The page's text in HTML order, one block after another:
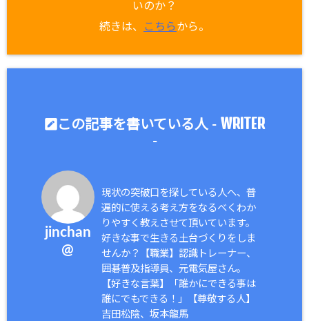
いのか？
続きは、
こちらから。
この記事を書いている人 - WRITER
-
jinchan
@
現状の突破口を探している人へ、普
遍的に使える考え方をなるべくわか
りやすく教えさせて頂いています。
好きな事で生きる土台づくりをしま
せんか？【職業】認識トレーナー、
囲碁普及指導員、元電気屋さん。
【好きな言葉】「誰かにできる事は
誰にでもできる！」【尊敬する人】
吉田松陰、坂本龍馬